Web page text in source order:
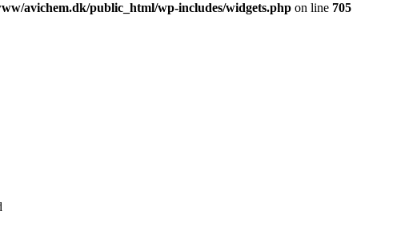
avichem.dk/public_html/wp-includes/widgets.php on line 705